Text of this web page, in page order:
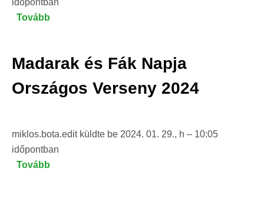
időpontban
Tovább
környezeti
keresünk!)
Madarak és Fák Napja
Országos Verseny 2024
miklos.bota.editküldte be 2024. 01. 29., h – 10:05
időpontban
Tovább